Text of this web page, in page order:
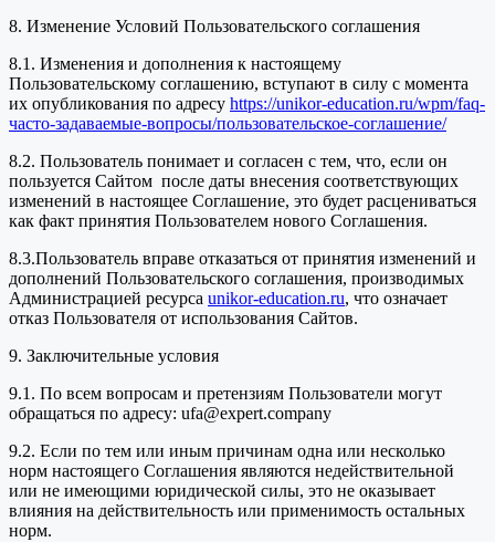
8. Изменение Условий Пользовательского соглашения
8.1. Изменения и дополнения к настоящему
Пользовательскому соглашению, вступают в силу с момента
их опубликования по адресу https://unikor-education.ru/wpm/faq-
часто-задаваемые-вопросы/пользовательское-соглашение/
8.2. Пользователь понимает и согласен с тем, что, если он
пользуется Сайтом после даты внесения соответствующих
изменений в настоящее Соглашение, это будет расцениваться
как факт принятия Пользователем нового Соглашения.
8.3.Пользователь вправе отказаться от принятия изменений и
дополнений Пользовательского соглашения, производимых
Администрацией ресурса unikor-education.ru, что означает
отказ Пользователя от использования Сайтов.
9. Заключительные условия
9.1. По всем вопросам и претензиям Пользователи могут
обращаться по адресу: ufa@expert.company
9.2. Если по тем или иным причинам одна или несколько
норм настоящего Соглашения являются недействительной
или не имеющими юридической силы, это не оказывает
влияния на действительность или применимость остальных
норм.